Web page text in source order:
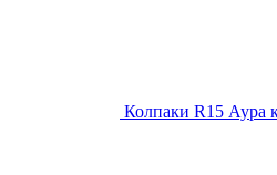
Колпаки R15 Аура